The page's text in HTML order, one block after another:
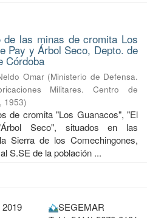
de las minas de cromita Los
Pay y Árbol Seco, Depto. de
Córdoba
Omar (Ministerio de Defensa.
Militares. Centro de
, 1953)
de cromita "Los Guanacos", "El
Seco", situados en las
Sierra de los Comechingones,
S.SE de la población ...
SEGEMAR